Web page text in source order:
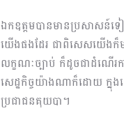
ឯកឧត្តមបានមានប្រសាសន៍ទ
យើងផងដែរ ជាពិសេសយើងក៏ម
លក្ខណៈច្បាប់ ក៏ដូចជាដំណើរ
សេដ្ឋកិច្ចយ៉ាងណាក៏ដោយ ក្នុ
ប្រជាជនគុយបា។